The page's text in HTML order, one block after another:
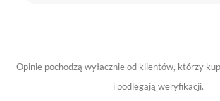
Opinie pochodzą wyłacznie od klientów, którzy
i podlegają weryfikacji.